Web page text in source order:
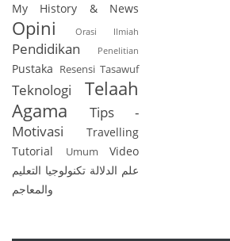
My History & News
Opini Orasi Ilmiah
Pendidikan Penelitian
Pustaka Resensi Tasawuf
Teknologi
Telaah
Agama
Tips -
Motivasi
Travelling
Tutorial
Umum
Video
تكنولوجيا التعليم علم الدلالة
والمعاجم